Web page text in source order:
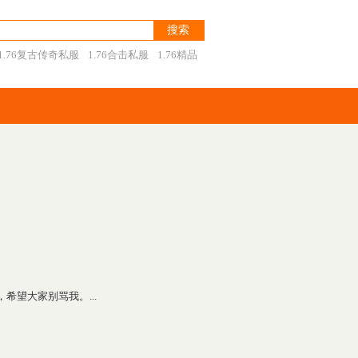
复古传奇私服 1.76合击私服 1.76精品
希望大家别骂我。...